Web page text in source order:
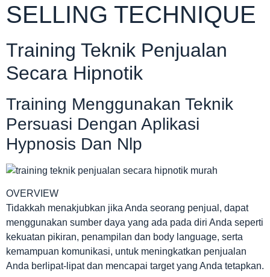
SELLING TECHNIQUE
Training Teknik Penjualan
Secara Hipnotik
Training Menggunakan Teknik
Persuasi Dengan Aplikasi
Hypnosis Dan Nlp
OVERVIEW
Tidakkah menakjubkan jika Anda seorang penjual, dapat
menggunakan sumber daya yang ada pada diri Anda seperti
kekuatan pikiran, penampilan dan body language, serta
kemampuan komunikasi, untuk meningkatkan penjualan
Anda berlipat-lipat dan mencapai target yang Anda tetapkan.